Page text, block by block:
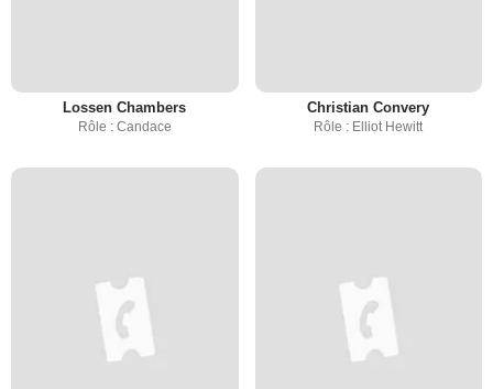
Lossen Chambers
Rôle : Candace
Christian Convery
Rôle : Elliot Hewitt